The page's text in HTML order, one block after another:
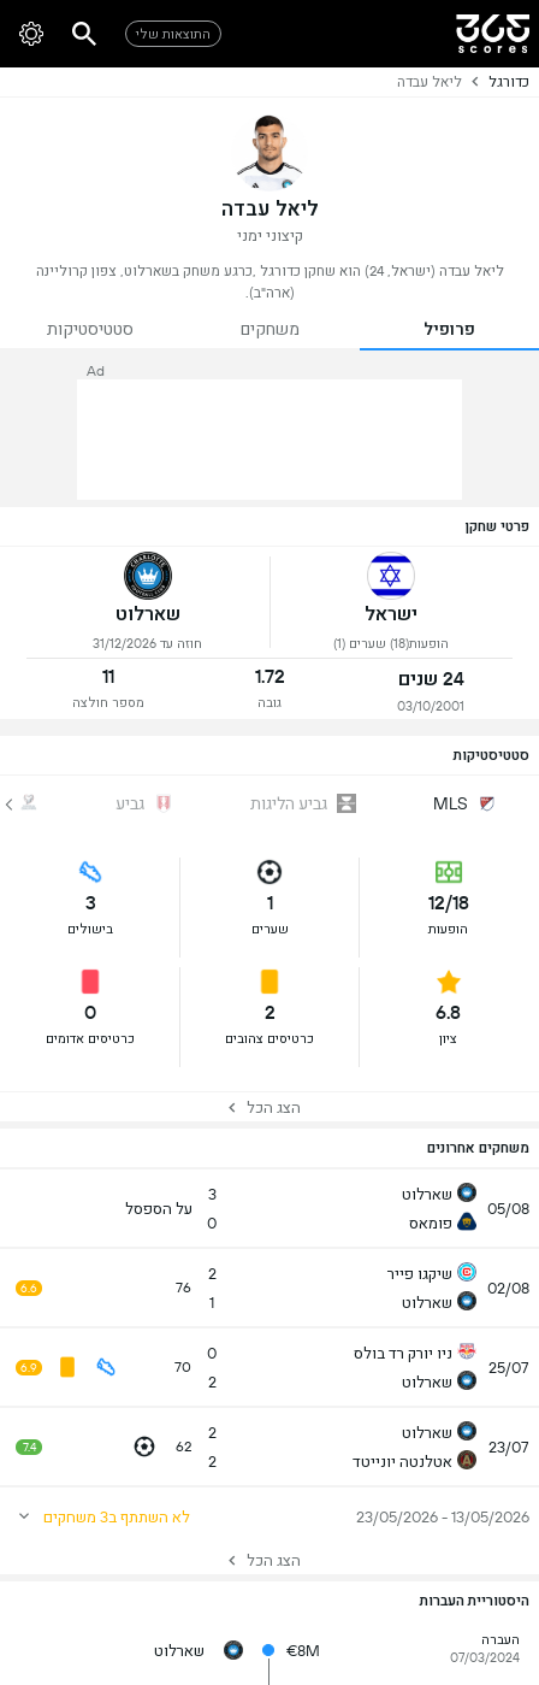
התוצאות שלי
כדורגל ליאל עבדה
ליאל עבדה
קיצוני ימני
ליאל עבדה (ישראל, 24) הוא שחקן כדורגל ,כרגע משחק בשארלוט, צפון קרוליינה
(ארה"ב).
פרופיל משחקים סטטיסטיקות
Ad
פרטי שחקן
ישראל
הופעות(18) שערים (1)
שארלוט
חוזה עד 31/12/2026
24 שנים
03/10/2001
1.72
גובה
11
מספר חולצה
סטטיסטיקות
MLS גביע הליגות גביע
12/18
הופעות
1
שערים
3
בישולים
6.8
ציון
2
כרטיסים צהובים
0
כרטיסים אדומים
הצג הכל
משחקים אחרונים
05/08
שארלוט
פומאס
3
0
על הספסל
02/08
שיקגו פייר
שארלוט
2
1
76
6.6
25/07
ניו יורק רד בולס
שארלוט
0
2
70
6.9
23/07
שארלוט
אטלנטה יונייטד
2
2
62
7.4
13/05/2026 - 23/05/2026 לא השתתף ב3 משחקים
הצג הכל
היסטוריית העברות
העברה
07/03/2024
€8M שארלוט